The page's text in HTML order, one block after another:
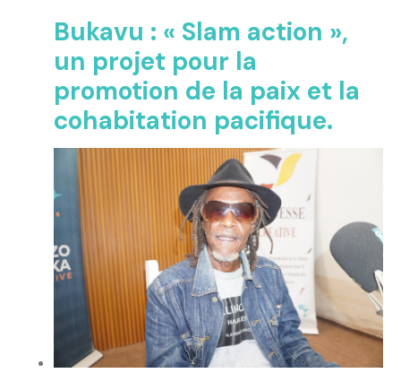
Bukavu : « Slam action »,
un projet pour la
promotion de la paix et la
cohabitation pacifique.